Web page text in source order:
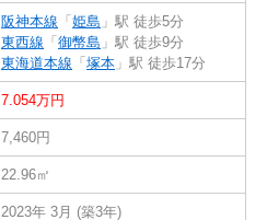
阪神本線 「 姫島 」駅 徒歩5分
東西線 「 御幣島 」駅 徒歩9分
東海道本線 「 塚本 」駅 徒歩17分
7.054万円
7,460円
22.96㎡
2023年 3月 (築3年)